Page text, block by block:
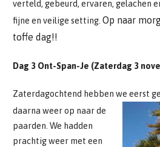
verteld, gebeurd, ervaren, gelachen
fijne en veilige setting. Op naar
toffe dag!!
Dag 3 Ont-Span-Je (Zaterdag 3
Zaterdagochtend hebben we eerst
daarna weer op naar de
paarden. We hadden
prachtig weer met een